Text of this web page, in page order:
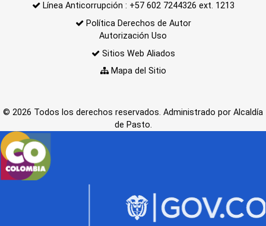
Línea Anticorrupción : +57 602 7244326 ext. 1213
Política Derechos de Autor
Autorización Uso
Sitios Web Aliados
Mapa del Sitio
© 2026 Todos los derechos reservados. Administrado por Alcaldía
de Pasto.